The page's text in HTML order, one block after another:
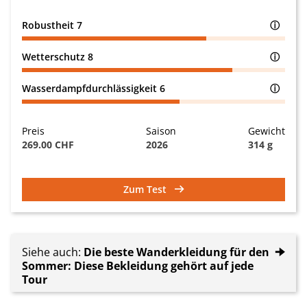
Robustheit 7 ⓘ
Wetterschutz 8 ⓘ
Wasserdampfdurchlässigkeit 6 ⓘ
Preis
269.00 CHF
Saison
2026
Gewicht
314 g
Zum Test
Siehe auch: Die beste Wanderkleidung für den
Sommer: Diese Bekleidung gehört auf jede
Tour
🠊